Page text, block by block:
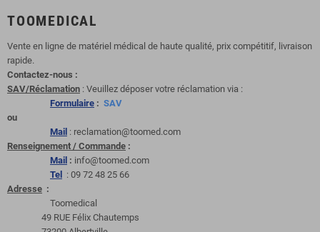
TOOMEDICAL
Vente en ligne de matériel médical de haute qualité, prix compétitif, livraison
rapide.
Contactez-nous :
SAV/Réclamation : Veuillez déposer votre réclamation via :
Formulaire : SAV
ou
Mail : reclamation@toomed.com
Renseignement / Commande :
Mail : info@toomed.com
Tel : 09 72 48 25 66
Adresse :
Toomedical
49 RUE Félix Chautemps